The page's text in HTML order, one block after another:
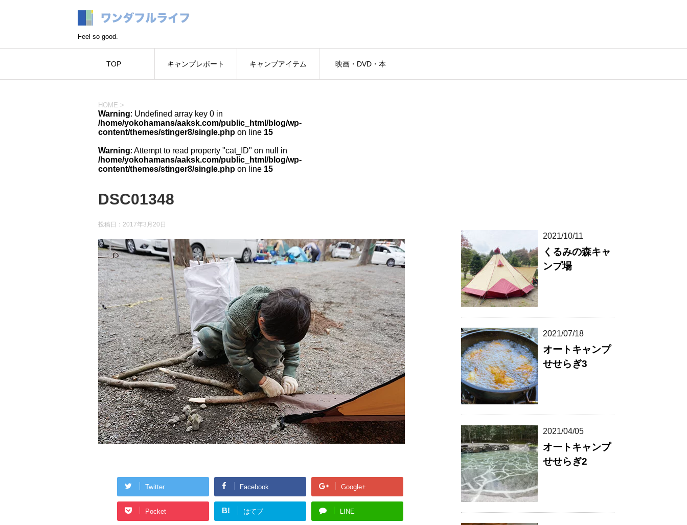
Feel so good.
TOP キャンプレポート キャンプアイテム 映画・DVD・本
HOME >
Warning: Undefined array key 0 in
/home/yokohamans/aaksk.com/public_html/blog/wp-
content/themes/stinger8/single.php on line 15
Warning: Attempt to read property "cat_ID" on null in
/home/yokohamans/aaksk.com/public_html/blog/wp-
content/themes/stinger8/single.php on line 15
DSC01348
投稿日： 2017年3月20日
Twitter Facebook Google+
Pocket B! はてブ LINE
2021/10/11
くるみの森キャ
ンプ場
2021/07/18
オートキャンプ
せせらぎ3
2021/04/05
オートキャンプ
せせらぎ2